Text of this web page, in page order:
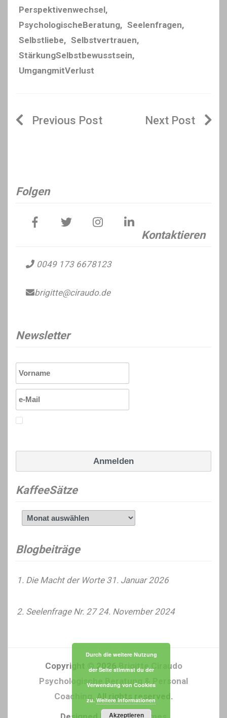
Perspektivenwechsel,
PsychologischeBeratung, Seelenfragen,
Selbstliebe, Selbstvertrauen,
StärkungSelbstbewusstsein,
UmgangmitVerlust
Beitragsnavigation
Folgen
Kontaktieren
0049 173 6678123
brigitte@ciraudo.de
Newsletter
KaffeeSätze
KaffeeSätze
Blogbeiträge
Die Macht der Worte 31. Januar 2026
Seelenfrage Nr. 27 24. November 2024
Copyright © 2026 Brigitte Ciraudo
Psychologische Beratung & Personal
Coaching
. All rights reserved.
Durch die weitere Nutzung
der Seite stimmst du der
Verwendung von Cookies
zu. Weitere Informationen
Akzeptieren